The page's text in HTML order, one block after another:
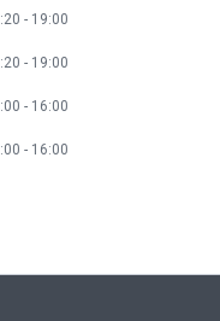
19:00
19:00
16:00
16:00